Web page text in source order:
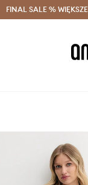
z Answear Club >
FINAL SALE %